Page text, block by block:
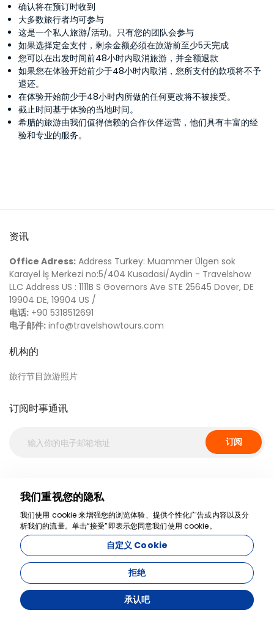
确认将在预订时收到
大多数旅行者均可参与
这是一个私人旅游/活动。只有您的团队会参与
如果选择定金支付，剩余金额必须在旅游前至少5天完成
您可以在出发时间前48小时内取消旅游，并全额退款
如果您在体验开始前少于48小时内取消，您所支付的款项将不予
退还。
在体验开始前少于48小时内所做的任何更改将不被接受。
截止时间基于体验的当地时间。
希腊的旅游由我们值得信赖的合作伙伴运营，他们具有丰富的经
验和专业的服务。
资讯
Office Adress: Address Turkey: Muammer Ülgen sok
Karayel İş Merkezi no:5/404 Kusadasi/Aydin - Travelshow
LLC Address US : 1111B S Governors Ave STE 25645 Dover, DE
19904 DE, 19904 US /
电话: +90 5318512691
电子邮件: info@travelshowtours.com
机构的
旅行节目旅游照片
订阅时事通讯
订阅
Travelshow Travel Agency - 11392
由开发
我们重视您的隐私
我们使用 cookie 来增强您的浏览体验、提供个性化广告或内容以及分
析我们的流量。单击“接受”即表示您同意我们使用 cookie。
自定义 Cookie
拒绝
承认吧